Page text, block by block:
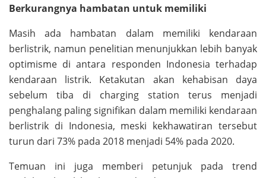
Berkurangnya hambatan untuk memiliki
Masih ada hambatan dalam memiliki kendaraan
berlistrik, namun penelitian menunjukkan lebih banyak
optimisme di antara responden Indonesia terhadap
kendaraan listrik. Ketakutan akan kehabisan daya
sebelum tiba di charging station terus menjadi
penghalang paling signifikan dalam memiliki kendaraan
berlistrik di Indonesia, meski kekhawatiran tersebut
turun dari 73% pada 2018 menjadi 54% pada 2020.
Temuan ini juga memberi petunjuk pada trend